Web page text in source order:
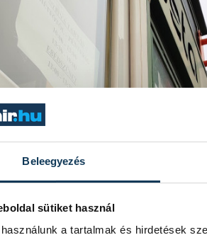
Beleegyezés
sütiket használ
a tartalmak és hirdetések